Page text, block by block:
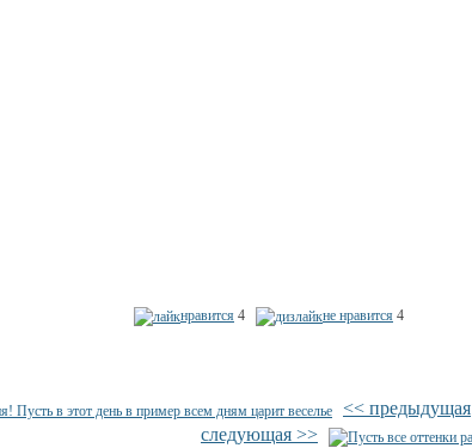
нравится 4 не нравится 4
<< предыдущая
следующая >>